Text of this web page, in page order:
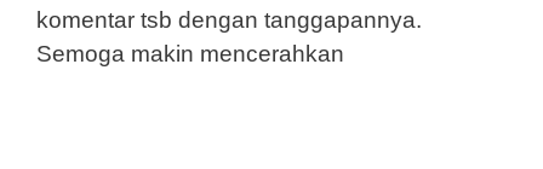
komentar tsb dengan tanggapannya.
Semoga makin mencerahkan